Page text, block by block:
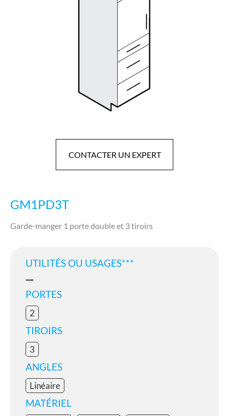
CONTACTER UN EXPERT
GM1PD3T
Garde-manger 1 porte double et 3 tiroirs
UTILITÉS OU USAGES***
PORTES
2
TIROIRS
3
ANGLES
Linéaire
MATÉRIEL